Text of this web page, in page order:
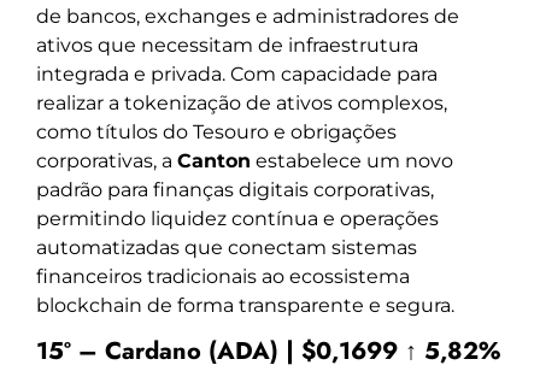
de bancos, exchanges e administradores de
ativos que necessitam de infraestrutura
integrada e privada. Com capacidade para
realizar a tokenização de ativos complexos,
como títulos do Tesouro e obrigações
corporativas, a Canton estabelece um novo
padrão para finanças digitais corporativas,
permitindo liquidez contínua e operações
automatizadas que conectam sistemas
financeiros tradicionais ao ecossistema
blockchain de forma transparente e segura.
15º – Cardano (ADA) | $0,1699 ↑ 5,82%